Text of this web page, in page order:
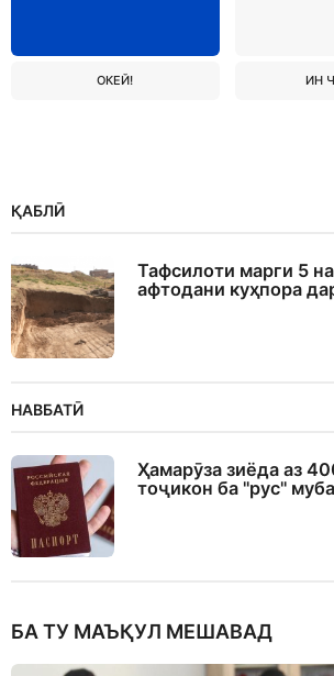
ОКЕЙ! ИН
ҚАБЛӢ
Тафсилоти марги 5
афтодани куҳпора
НАВБАТӢ
Ҳамарӯза зиёда аз
тоҷикон ба "рус"
БА ТУ МАЪҚУЛ МЕШАВАД